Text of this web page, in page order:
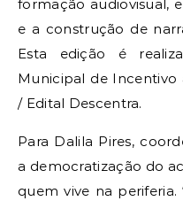
formação audiovisual,
e a construção de
Esta edição é
Municipal de
/ Edital Descentra.
Para Dalila Pires,
a democratização do
quem vive na periferia.